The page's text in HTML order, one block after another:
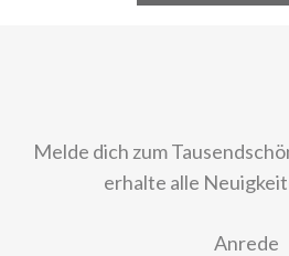
Melde dich zum
erhalte alle
Anrede